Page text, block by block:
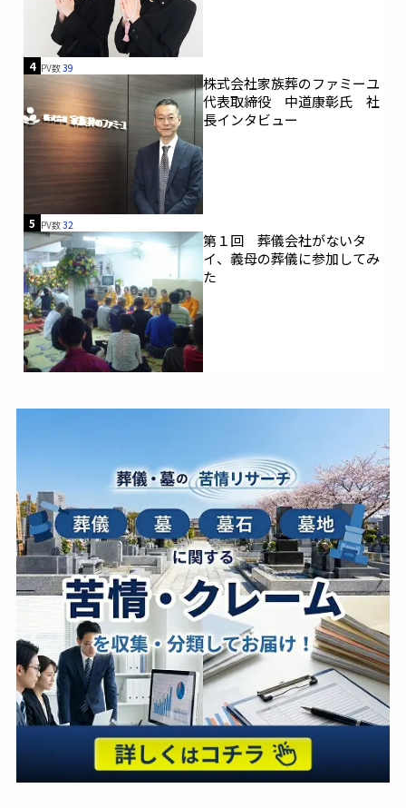
4 PV数39
株式会社家族葬のファミーユ
代表取締役 中道康彰氏 社
長インタビュー
5 PV数32
第１回 葬儀会社がないタ
イ、義母の葬儀に参加してみ
た